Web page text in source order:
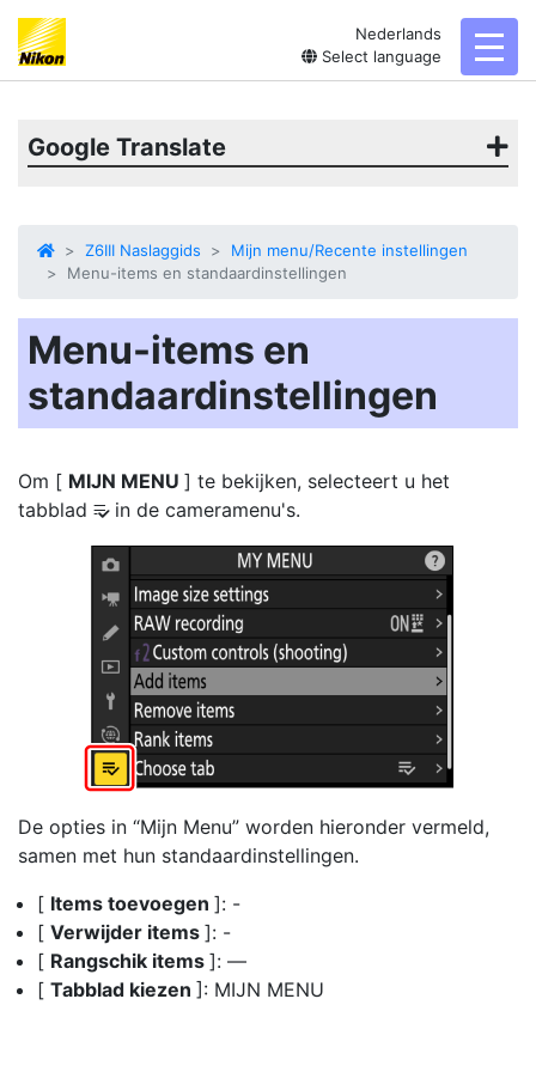
Nederlands
Select language
Google Translate
Z6III Naslaggids
Mijn menu/Recente instellingen
Menu-items en standaardinstellingen
Menu-items en
standaardinstellingen
Om [ MIJN MENU ] te bekijken, selecteert u het
tabblad O in de cameramenu's.
De opties in “Mijn Menu” worden hieronder vermeld,
samen met hun standaardinstellingen.
[ Items toevoegen ]: -
[ Verwijder items ]: -
[ Rangschik items ]: —
[ Tabblad kiezen ]: MIJN MENU